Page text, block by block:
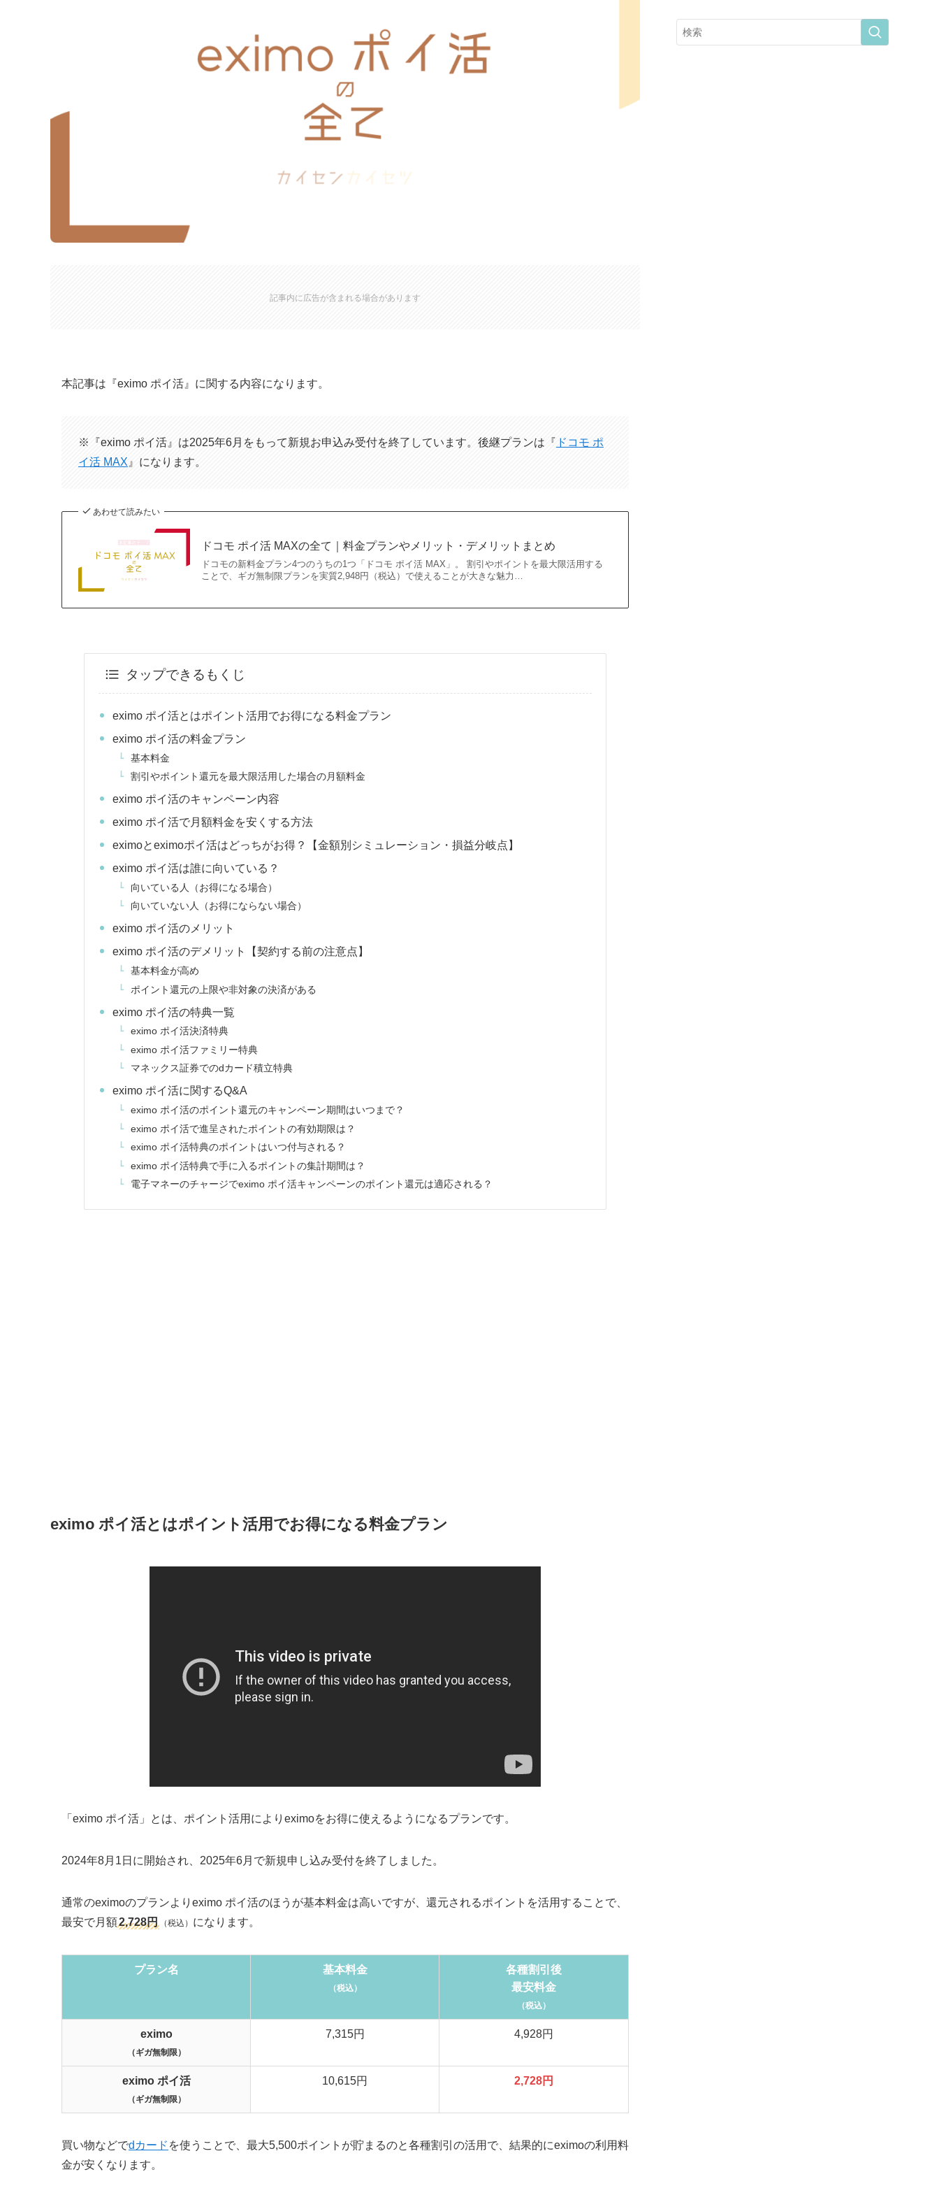
記事内に広告が含まれる場合があります
本記事は『eximo ポイ活』に関する内容になります。
※『eximo ポイ活』は2025年6月をもって新規お申込み受付を終了しています。後継プランは『 ドコモ ポ
イ活 MAX 』になります。
あわせて読みたい
ドコモ ポイ活 MAXの全て｜料金プランやメリット・デメリットまとめ
ドコモの新料金プラン4つのうちの1つ「ドコモ ポイ活 MAX」。 割引やポイントを最大限活用する
ことで、ギガ無制限プランを実質2,948円（税込）で使えることが大きな魅力…
タップできるもくじ
eximo ポイ活とはポイント活用でお得になる料金プラン
eximo ポイ活の料金プラン
基本料金
割引やポイント還元を最大限活用した場合の月額料金
eximo ポイ活のキャンペーン内容
eximo ポイ活で月額料金を安くする方法
eximoとeximoポイ活はどっちがお得？【金額別シミュレーション・損益分岐点】
eximo ポイ活は誰に向いている？
向いている人（お得になる場合）
向いていない人（お得にならない場合）
eximo ポイ活のメリット
eximo ポイ活のデメリット【契約する前の注意点】
基本料金が高め
ポイント還元の上限や非対象の決済がある
eximo ポイ活の特典一覧
eximo ポイ活決済特典
eximo ポイ活ファミリー特典
マネックス証券でのdカード積立特典
eximo ポイ活に関するQ&A
eximo ポイ活のポイント還元のキャンペーン期間はいつまで？
eximo ポイ活で進呈されたポイントの有効期限は？
eximo ポイ活特典のポイントはいつ付与される？
eximo ポイ活特典で手に入るポイントの集計期間は？
電子マネーのチャージでeximo ポイ活キャンペーンのポイント還元は適応される？
eximo ポイ活とはポイント活用でお得になる料金プラン
「eximo ポイ活」とは、ポイント活用によりeximoをお得に使えるようになるプランです。
2024年8月1日に開始され、2025年6月で新規申し込み受付を終了しました。
通常のeximoのプランよりeximo ポイ活のほうが基本料金は高いですが、還元されるポイントを活用することで、
最安で月額2,728円 （税込） になります。
プラン名 基本料金
（税込）
各種割引後
最安料金
（税込）
eximo
（ギガ無制限）
7,315円 4,928円
eximo ポイ活
（ギガ無制限）
10,615円 2,728円
買い物などでdカード を使うことで、最大5,500ポイントが貯まるのと各種割引の活用で、結果的にeximoの利用料
金が安くなります。